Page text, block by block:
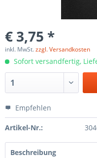
€ 3,75 *
inkl. MwSt.zzgl. Versandkosten
Sofort versandfertig,
Empfehlen
Artikel-Nr.:
Beschreibung